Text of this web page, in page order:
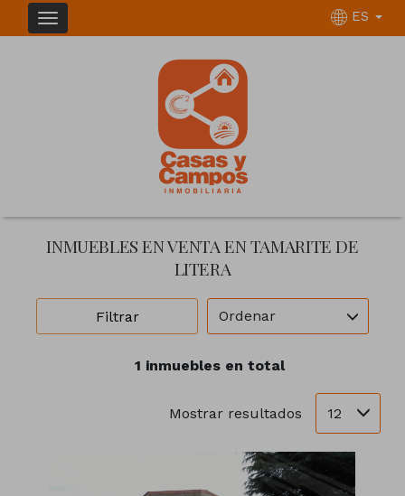
ES
INMUEBLES EN VENTA EN TAMARITE DE
LITERA
Filtrar Ordenar
1 inmuebles en total
Mostrar resultados 12